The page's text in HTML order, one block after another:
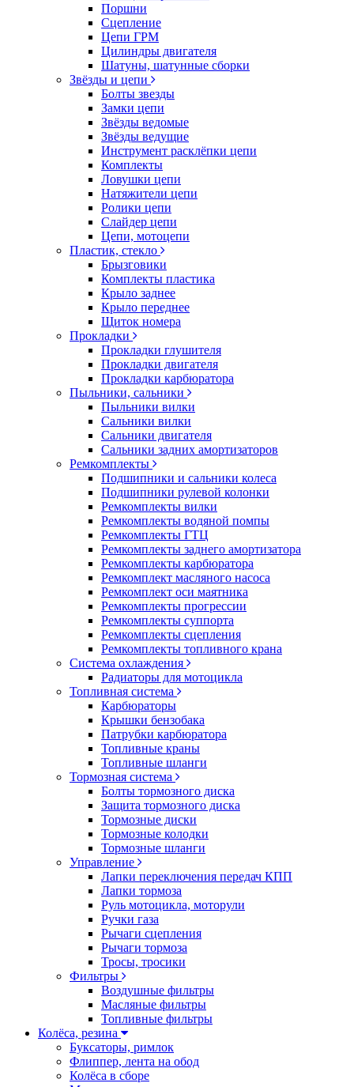
Поршни
Сцепление
Цепи ГРМ
Цилиндры двигателя
Шатуны, шатунные сборки
Звёзды и цепи
Болты звезды
Замки цепи
Звёзды ведомые
Звёзды ведущие
Инструмент расклёпки цепи
Комплекты
Ловушки цепи
Натяжители цепи
Ролики цепи
Слайдер цепи
Цепи, мотоцепи
Пластик, стекло
Брызговики
Комплекты пластика
Крыло заднее
Крыло переднее
Щиток номера
Прокладки
Прокладки глушителя
Прокладки двигателя
Прокладки карбюратора
Пыльники, сальники
Пыльники вилки
Сальники вилки
Сальники двигателя
Сальники задних амортизаторов
Ремкомплекты
Подшипники и сальники колеса
Подшипники рулевой колонки
Ремкомплекты вилки
Ремкомплекты водяной помпы
Ремкомплекты ГТЦ
Ремкомплекты заднего амортизатора
Ремкомплекты карбюратора
Ремкомплект масляного насоса
Ремкомплект оси маятника
Ремкомплекты прогрессии
Ремкомплекты суппорта
Ремкомплекты сцепления
Ремкомплекты топливного крана
Система охлаждения
Радиаторы для мотоцикла
Топливная система
Карбюраторы
Крышки бензобака
Патрубки карбюратора
Топливные краны
Топливные шланги
Тормозная система
Болты тормозного диска
Защита тормозного диска
Тормозные диски
Тормозные колодки
Тормозные шланги
Управление
Лапки переключения передач КПП
Лапки тормоза
Руль мотоцикла, моторули
Ручки газа
Рычаги сцепления
Рычаги тормоза
Тросы, тросики
Фильтры
Воздушные фильтры
Масляные фильтры
Топливные фильтры
Колёса, резина
Буксаторы, римлок
Флиппер, лента на обод
Колёса в сборе